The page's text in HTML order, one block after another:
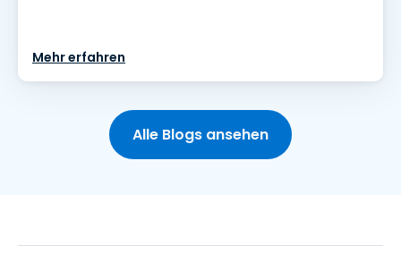
Mehr erfahren
Alle Blogs ansehen